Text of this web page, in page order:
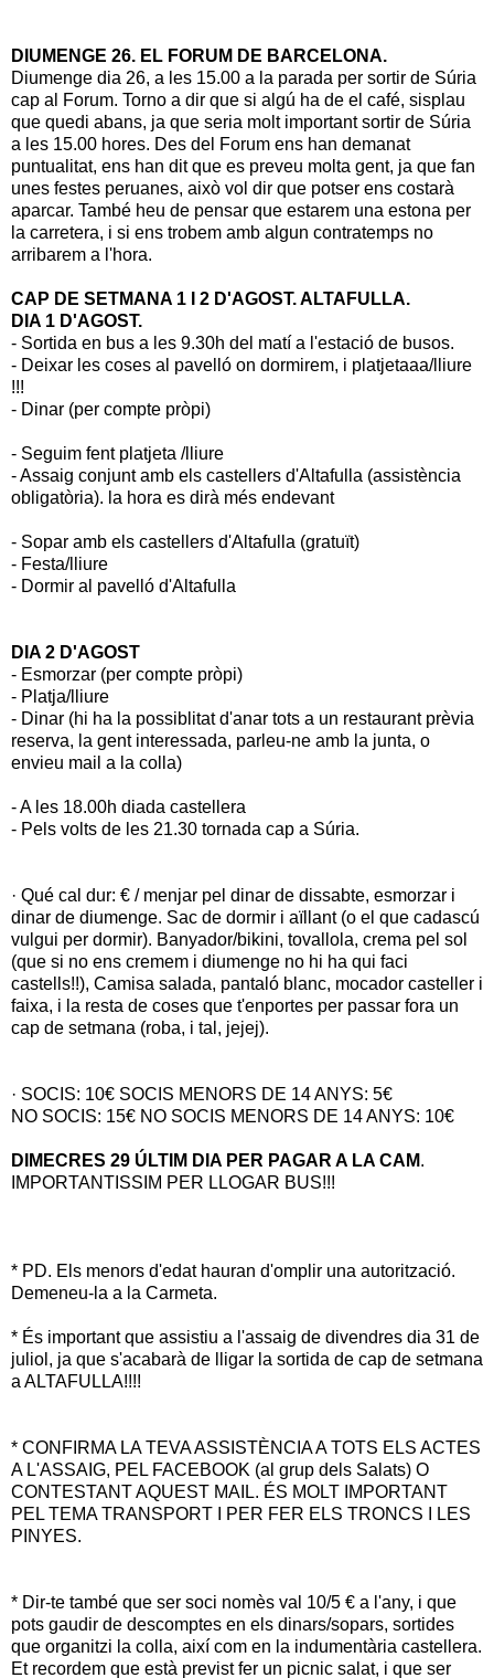
DIUMENGE 26. EL FORUM DE BARCELONA.
Diumenge dia 26, a les 15.00 a la parada per sortir de Súria
cap al Forum. Torno a dir que si algú ha de el café, sisplau
que quedi abans, ja que seria molt important sortir de Súria
a les 15.00 hores. Des del Forum ens han demanat
puntualitat, ens han dit que es preveu molta gent, ja que fan
unes festes peruanes, això vol dir que potser ens costarà
aparcar. També heu de pensar que estarem una estona per
la carretera, i si ens trobem amb algun contratemps no
arribarem a l'hora.
CAP DE SETMANA 1 I 2 D'AGOST. ALTAFULLA.
DIA 1 D'AGOST.
- Sortida en bus a les 9.30h del matí a l'estació de busos.
- Deixar les coses al pavelló on dormirem, i platjetaaa/lliure
!!!
- Dinar (per compte pròpi)
- Seguim fent platjeta /lliure
- Assaig conjunt amb els castellers d'Altafulla (assistència
obligatòria). la hora es dirà més endevant
- Sopar amb els castellers d'Altafulla (gratuït)
- Festa/lliure
- Dormir al pavelló d'Altafulla
DIA 2 D'AGOST
- Esmorzar (per compte pròpi)
- Platja/lliure
- Dinar (hi ha la possiblitat d'anar tots a un restaurant prèvia
reserva, la gent interessada, parleu-ne amb la junta, o
envieu mail a la colla)
- A les 18.00h diada castellera
- Pels volts de les 21.30 tornada cap a Súria.
· Qué cal dur: € / menjar pel dinar de dissabte, esmorzar i
dinar de diumenge. Sac de dormir i aïllant (o el que cadascú
vulgui per dormir). Banyador/bikini, tovallola, crema pel sol
(que si no ens cremem i diumenge no hi ha qui faci
castells!!), Camisa salada, pantaló blanc, mocador casteller i
faixa, i la resta de coses que t'enportes per passar fora un
cap de setmana (roba, i tal, jejej).
· SOCIS: 10€ SOCIS MENORS DE 14 ANYS: 5€
NO SOCIS: 15€ NO SOCIS MENORS DE 14 ANYS: 10€
DIMECRES 29 ÚLTIM DIA PER PAGAR A LA CAM.
IMPORTANTISSIM PER LLOGAR BUS!!!
* PD. Els menors d'edat hauran d'omplir una autorització.
Demeneu-la a la Carmeta.
* És important que assistiu a l'assaig de divendres dia 31 de
juliol, ja que s'acabarà de lligar la sortida de cap de setmana
a ALTAFULLA!!!!
* CONFIRMA LA TEVA ASSISTÈNCIA A TOTS ELS ACTES
A L'ASSAIG, PEL FACEBOOK (al grup dels Salats) O
CONTESTANT AQUEST MAIL. ÉS MOLT IMPORTANT
PEL TEMA TRANSPORT I PER FER ELS TRONCS I LES
PINYES.
* Dir-te també que ser soci nomès val 10/5 € a l'any, i que
pots gaudir de descomptes en els dinars/sopars, sortides
que organitzi la colla, així com en la indumentària castellera.
Et recordem que està previst fer un picnic salat, i que ser